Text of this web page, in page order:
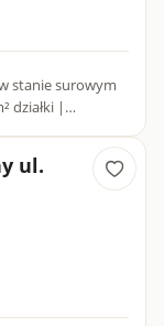
stanie surowym
działki |
ul.